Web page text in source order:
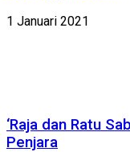
1 Januari 2021
‘Raja dan Ratu
Penjara